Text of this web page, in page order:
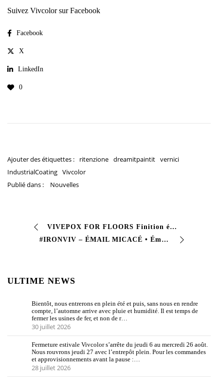
Suivez Vivcolor sur Facebook
Facebook
X
LinkedIn
0
Ajouter des étiquettes : ritenzione dreamitpaintit vernici
IndustrialCoating Vivcolor
Publié dans :
Nouvelles
VIVEPOX FOR FLOORS Finition époxypolyamide bi-composant à haute résistance à l’eau. Excellente #adhésion sur surfaces #métalliques. Cette partie…
#IRONVIV – ÉMAIL MICACÉ • Émail micacé synthétique monocomposant > • 5 couleurs : Anthracite, Argent, Bronze, Noir et vert – avec effet vieilli • En…
ULTIME NEWS
Bientôt, nous entrerons en plein été et puis, sans nous en rendre
compte, l’automne arrive avec pluie et humidité. Il est temps de
fermer les usines de fer, et non de r…
30 juillet 2026
Fermeture estivale Vivcolor s’arrête du jeudi 6 au mercredi 26 août.
Nous rouvrons jeudi 27 avec l’entrepôt plein. Pour les commandes
et approvisionnements avant la pause :…
28 juillet 2026